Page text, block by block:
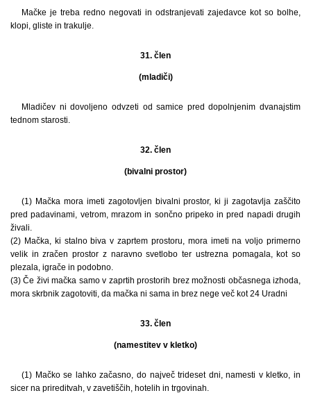
Mačke je treba redno negovati in odstranjevati zajedavce kot so bolhe,
klopi, gliste in trakulje.
31. člen
(mladiči)
Mladičev ni dovoljeno odvzeti od samice pred dopolnjenim dvanajstim
tednom starosti.
32. člen
(bivalni prostor)
(1) Mačka mora imeti zagotovljen bivalni prostor, ki ji zagotavlja zaščito
pred padavinami, vetrom, mrazom in sončno pripeko in pred napadi drugih
živali.
(2) Mačka, ki stalno biva v zaprtem prostoru, mora imeti na voljo primerno
velik in zračen prostor z naravno svetlobo ter ustrezna pomagala, kot so
plezala, igrače in podobno.
(3) Če živi mačka samo v zaprtih prostorih brez možnosti občasnega izhoda,
mora skrbnik zagotoviti, da mačka ni sama in brez nege več kot 24 Uradni
33. člen
(namestitev v kletko)
(1) Mačko se lahko začasno, do največ trideset dni, namesti v kletko, in
sicer na prireditvah, v zavetiščih, hotelih in trgovinah.